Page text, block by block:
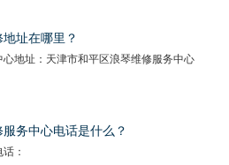
址在哪里？
心地址：天津市和平区浪琴维修服务中心
务中心电话是什么？
：